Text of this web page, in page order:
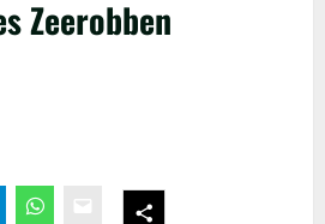
Zeerobben